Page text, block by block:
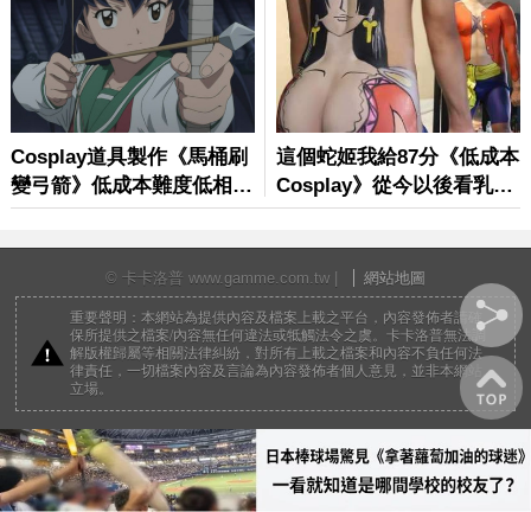
© 卡卡洛普 www.gamme.com.tw | 網站地圖
重要聲明：本網站為提供內容及檔案上載之平台，內容發佈者請確
保所提供之檔案/內容無任何違法或牴觸法令之虞。卡卡洛普無法調
解版權歸屬等相關法律糾紛，對所有上載之檔案和內容不負任何法
律責任，一切檔案內容及言論為內容發佈者個人意見，並非本網站
立場。